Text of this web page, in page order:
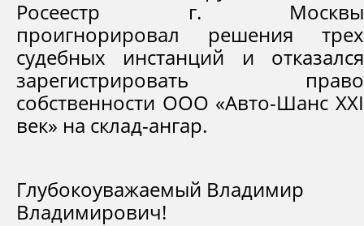
Росеестр г. Москвы
проигнорировал решения трех
судебных инстанций и отказался
зарегистрировать право
собственности ООО «Авто-Шанс XXI
век» на склад-ангар.
Глубокоуважаемый Владимир
Владимирович!